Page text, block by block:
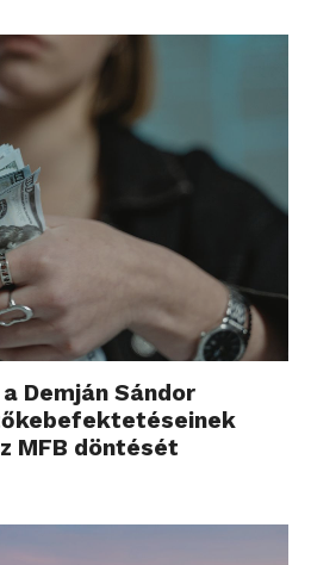
Demján Sándor
MFB döntését